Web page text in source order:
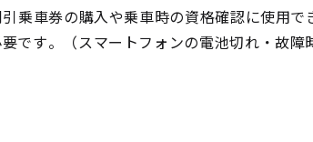
乗車券の購入や乗車時の資格確認に使用
要です。（スマートフォンの電池切れ・故